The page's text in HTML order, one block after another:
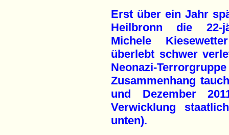
Erst über ein Jahr
Heilbronn die 22-
Michele
überlebt schwer
Neonazi-
Zusammenhang
und Dezember
Verwicklung
unten).